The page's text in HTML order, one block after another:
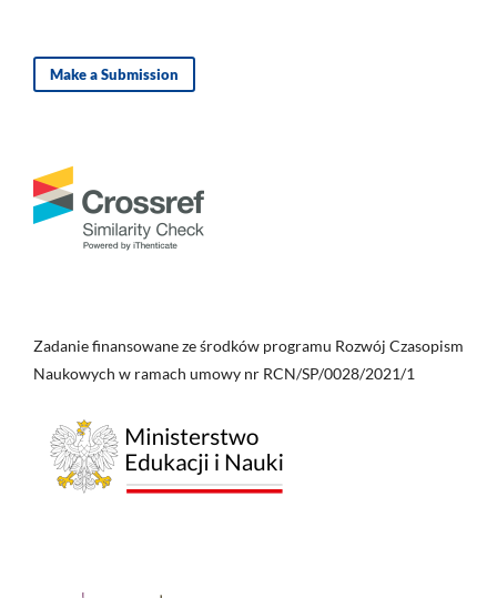
Make a Submission
Zadanie finansowane ze środków programu Rozwój Czasopism
Naukowych w ramach umowy nr RCN/SP/0028/2021/1